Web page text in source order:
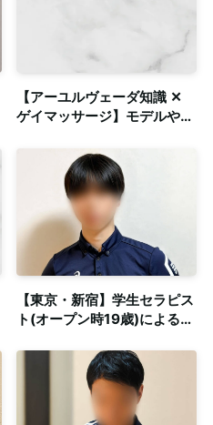
【アーユルヴェーダ知識 ✕
ゲイマッサージ】モデルや俳
子によるトリートメント
【東京・新宿】学生セラピス
ト(オープン時19歳)による心
ジ◎出張対応可